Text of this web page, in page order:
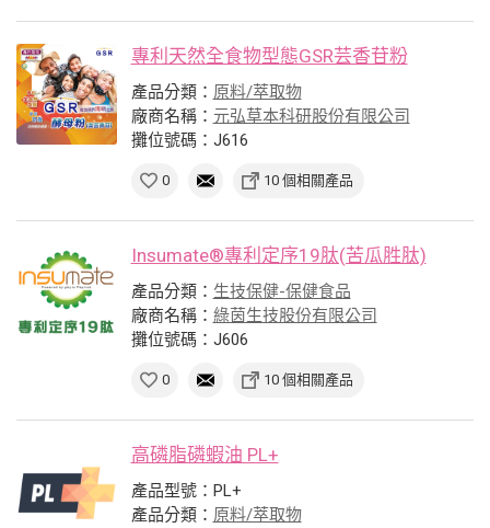
專利天然全食物型態GSR芸香苷粉
產品分類： 原料/萃取物
廠商名稱： 元弘草本科研股份有限公司
攤位號碼：J616
0 10 個相關產品
Insumate®專利定序19肽(苦瓜胜肽)
產品分類： 生技保健-保健食品
廠商名稱： 綠茵生技股份有限公司
攤位號碼：J606
0 10 個相關產品
高磷脂磷蝦油 PL+
產品型號：PL+
產品分類： 原料/萃取物